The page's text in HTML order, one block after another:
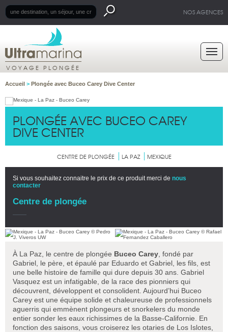
NOS AGENCES
VOYAGE PLONGÉE
Accueil > Plongée avec Buceo Carey Dive Center
PLONGÉE AVEC BUCEO CAREY
DIVE CENTER
CENTRE DE PLONGÉE LA PAZ MEXIQUE
Si vous souhaitez connaitre le prix de ce produit merci de nous
contacter
Centre de plongée
À La Paz, le centre de plongée Buceo Carey , fondé par
Gabriel, le père, et épaulé par Eduardo et Gabriel, les fils, est
une belle histoire de famille qui dure depuis 30 ans. Gabriel
Vasquez est un infatigable, de la race des pionniers qui
découvrent, développent et consolident. Aujourd’hui Buceo
Carey est une équipe solide et chaleureuse de professionnels
aguerris qui emmènent plongeurs et snorkelers du monde
entier sonder les eaux richissimes de la Basse-Californie. En
fonction des saisons, vous croiserez les otaries de Los Islotes,